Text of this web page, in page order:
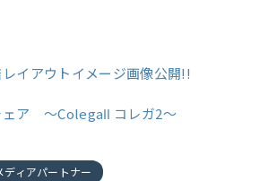
イアウトイメージ画像公開!!
ェア ～ColegaⅡ コレガ2～
ディアパートナー